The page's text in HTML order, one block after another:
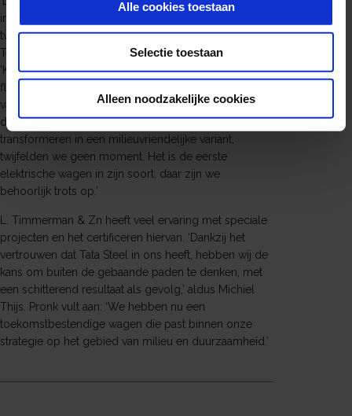
Alle cookies toestaan
Selectie toestaan
Alleen noodzakelijke cookies
in Middelburg omgebouwd van twee diesel- naar
twee elektromotoren.’ Aan het woord is Michiel Thijs,
Technical Product Manager bij L. Timmerman & Zn.
‘Kenmerkend voor onze dienstverlening zijn onze
flexibiliteit en de kwaliteit die wij leveren. De wensen
van de klant zijn daarbij altijd ons uitgangspunt. Toen
de vraag kwam of we onze pannenwagen konden
transformeren in een milieuvriendelijke variant,
twijfelden we geen moment. Het is de eerste
elektrische wagen in zijn soort, daar zijn we
behoorlijk trots op.’
L. Timmerman & Zn heeft veel ervaring met speciale
projecten en het certificeren hiervan. ‘Dankzij het
vertrouwen dat Tata Steel in ons heeft, hebben wij de
kans om buiten de gebaande paden te denken, met
een schitterend resultaat als gevolg,’ aldus Michiel
Thijs. Pronk vult aan: ‘We hebben nu een
toekomstbestendige wagen die past binnen onze
strategie op het gebied van milieu en duurzaamheid.’